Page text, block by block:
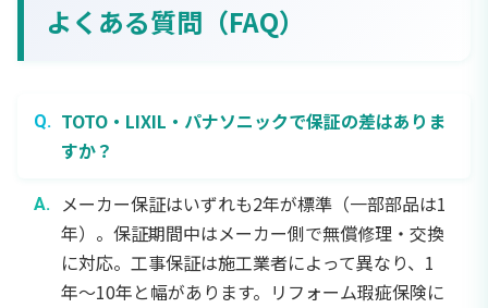
よくある質問（FAQ）
TOTO・LIXIL・パナソニックで保証の差はありま
すか？
メーカー保証はいずれも2年が標準（一部部品は1
年）。保証期間中はメーカー側で無償修理・交換
に対応。工事保証は施工業者によって異なり、1
年〜10年と幅があります。リフォーム瑕疵保険に